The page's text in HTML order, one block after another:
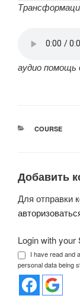
аудио
РУБРИКИ
COURSE
Добавить
Для отправки
Login with your
I have read and
personal data being